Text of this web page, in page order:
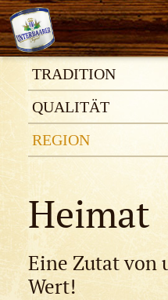
TRADITION
QUALITÄT
REGION
Heimat
Eine Zutat von
Wert!